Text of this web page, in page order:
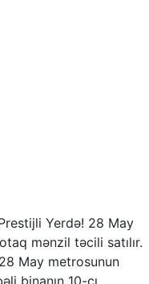
Yerdə! 28 May
mənzil təcili satılır.
May metrosunun